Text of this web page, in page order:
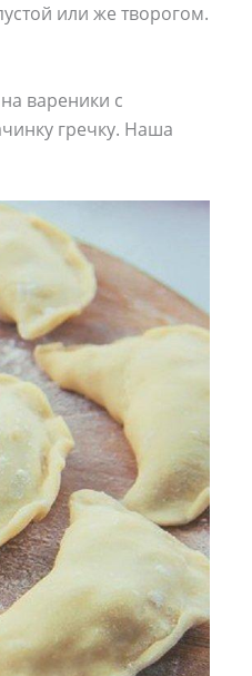
или же творогом.
вареники с
гречку. Наша